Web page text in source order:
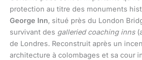
protection au titre des monuments
George Inn, situé près du London
survivant des galleried coaching inns
de Londres. Reconstruit après un
architecture à colombages et sa cour